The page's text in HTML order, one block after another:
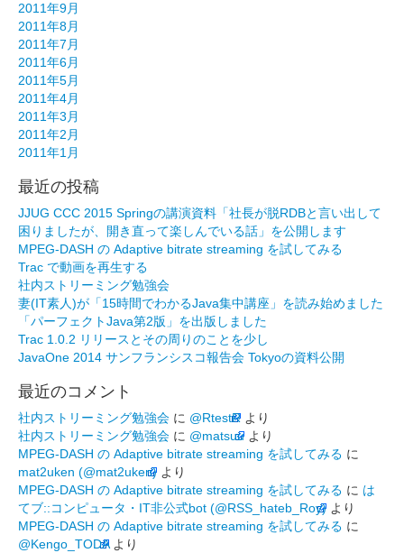
2011年9月
2011年8月
2011年7月
2011年6月
2011年5月
2011年4月
2011年3月
2011年2月
2011年1月
最近の投稿
JJUG CCC 2015 Springの講演資料「社長が脱RDBと言い出して
困りましたが、開き直って楽しんでいる話」を公開します
MPEG-DASH の Adaptive bitrate streaming を試してみる
Trac で動画を再生する
社内ストリーミング勉強会
妻(IT素人)が「15時間でわかるJava集中講座」を読み始めました
「パーフェクトJava第2版」を出版しました
Trac 1.0.2 リリースとその周りのことを少し
JavaOne 2014 サンフランシスコ報告会 Tokyoの資料公開
最近のコメント
社内ストリーミング勉強会 に @RtestR より
社内ストリーミング勉強会 に @matsuu より
MPEG-DASH の Adaptive bitrate streaming を試してみる に
mat2uken (@mat2uken) より
MPEG-DASH の Adaptive bitrate streaming を試してみる に は
てブ::コンピュータ・IT非公式bot (@RSS_hateb_Roy) より
MPEG-DASH の Adaptive bitrate streaming を試してみる に
@Kengo_TODAより